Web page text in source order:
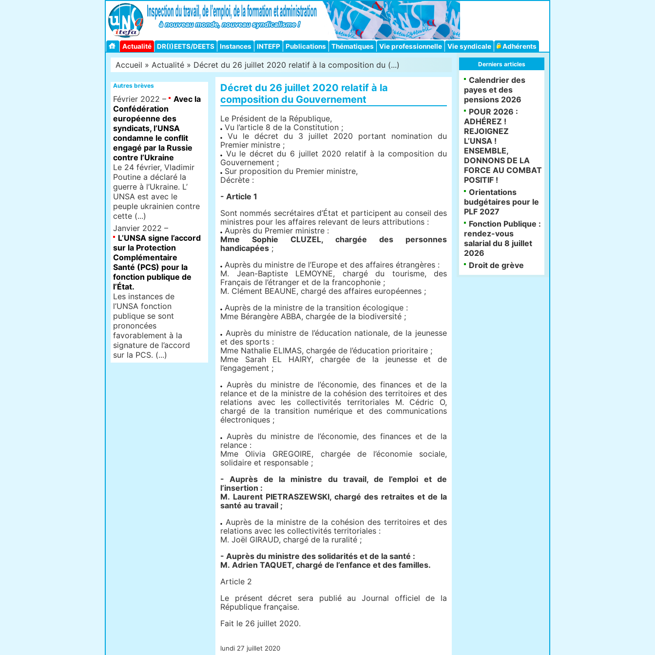
Actualité DR(I)EETS/DEETS Instances INTEFP Publications Thématiques Vie professionnelle Vie syndicale Adhérents
Accueil » Actualité » Décret du 26 juillet 2020 relatif à la composition du (...)
Décret du 26 juillet 2020 relatif à la
composition du Gouvernement
Le Président de la République,
Vu l’article 8 de la Constitution ;
Vu le décret du 3 juillet 2020 portant nomination du
Premier ministre ;
Vu le décret du 6 juillet 2020 relatif à la composition du
Gouvernement ;
Sur proposition du Premier ministre,
Décrète :
- Article 1
Sont nommés secrétaires d’État et participent au conseil des
ministres pour les affaires relevant de leurs attributions :
Auprès du Premier ministre :
Mme Sophie CLUZEL, chargée des personnes
handicapées ;
Auprès du ministre de l’Europe et des affaires étrangères :
M. Jean-Baptiste LEMOYNE, chargé du tourisme, des
Français de l’étranger et de la francophonie ;
M. Clément BEAUNE, chargé des affaires européennes ;
Auprès de la ministre de la transition écologique :
Mme Bérangère ABBA, chargée de la biodiversité ;
Auprès du ministre de l’éducation nationale, de la jeunesse
et des sports :
Mme Nathalie ELIMAS, chargée de l’éducation prioritaire ;
Mme Sarah EL HAIRY, chargée de la jeunesse et de
l’engagement ;
Auprès du ministre de l’économie, des finances et de la
relance et de la ministre de la cohésion des territoires et des
relations avec les collectivités territoriales M. Cédric O,
chargé de la transition numérique et des communications
électroniques ;
Auprès du ministre de l’économie, des finances et de la
relance :
Mme Olivia GREGOIRE, chargée de l’économie sociale,
solidaire et responsable ;
- Auprès de la ministre du travail, de l’emploi et de
l’insertion :
M. Laurent PIETRASZEWSKI, chargé des retraites et de la
santé au travail ;
Auprès de la ministre de la cohésion des territoires et des
relations avec les collectivités territoriales :
M. Joël GIRAUD, chargé de la ruralité ;
- Auprès du ministre des solidarités et de la santé :
M. Adrien TAQUET, chargé de l’enfance et des familles.
Article 2
Le présent décret sera publié au Journal officiel de la
République française.
Fait le 26 juillet 2020.
lundi 27 juillet 2020
Autres brèves
Février 2022 –
Avec la
Confédération
européenne des
syndicats, l’UNSA
condamne le conflit
engagé par la Russie
contre l’Ukraine
Le 24 février, Vladimir
Poutine a déclaré la
guerre à l’Ukraine. L’
UNSA est avec le
peuple ukrainien contre
cette (...)
Janvier 2022 –
L’UNSA signe l’accord
sur la Protection
Complémentaire
Santé (PCS) pour la
fonction publique de
l’État.
Les instances de
l’UNSA fonction
publique se sont
prononcées
favorablement à la
signature de l’accord
sur la PCS. (...)
Derniers articles
Calendrier des
payes et des
pensions 2026
POUR 2026 :
ADHÉREZ !
REJOIGNEZ
L’UNSA !
ENSEMBLE,
DONNONS DE LA
FORCE AU COMBAT
POSITIF !
Orientations
budgétaires pour le
PLF 2027
Fonction Publique :
rendez-vous
salarial du 8 juillet
2026
Droit de grève